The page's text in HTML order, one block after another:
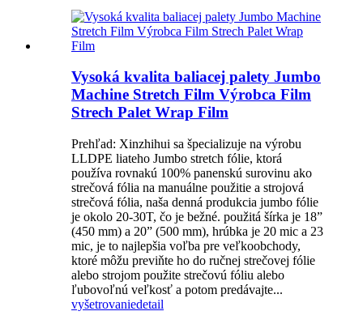
Vysoká kvalita baliacej palety Jumbo
Machine Stretch Film Výrobca Film
Strech Palet Wrap Film
Prehľad: Xinzhihui sa špecializuje na výrobu
LLDPE liateho Jumbo stretch fólie, ktorá
používa rovnakú 100% panenskú surovinu ako
strečová fólia na manuálne použitie a strojová
strečová fólia, naša denná produkcia jumbo fólie
je okolo 20-30T, čo je bežné. použitá šírka je 18”
(450 mm) a 20” (500 mm), hrúbka je 20 mic a 23
mic, je to najlepšia voľba pre veľkoobchody,
ktoré môžu previňte ho do ručnej strečovej fólie
alebo strojom použite strečovú fóliu alebo
ľubovoľnú veľkosť a potom predávajte...
vyšetrovaniedetail